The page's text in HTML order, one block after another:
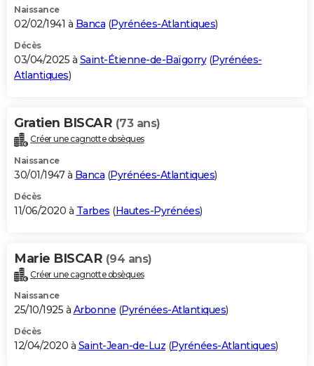
Naissance
02/02/1941 à Banca (Pyrénées-Atlantiques)
Décès
03/04/2025 à Saint-Étienne-de-Baïgorry(Pyrénées-
Atlantiques)
Gratien BISCAR (73 ans)
Créer une cagnotte obsèques
Naissance
30/01/1947 à Banca (Pyrénées-Atlantiques)
Décès
11/06/2020 à Tarbes (Hautes-Pyrénées)
Marie BISCAR (94 ans)
Créer une cagnotte obsèques
Naissance
25/10/1925 à Arbonne (Pyrénées-Atlantiques)
Décès
12/04/2020 à Saint-Jean-de-Luz (Pyrénées-Atlantiques)